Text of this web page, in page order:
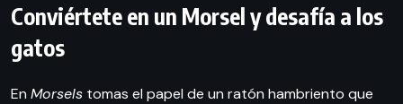
Conviértete en un Morsel y desafía a los
gatos
En Morsels tomas el papel de un ratón hambriento que